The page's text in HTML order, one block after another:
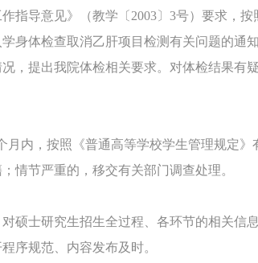
指导意见》（教学〔2003〕3号）要求，
身体检查取消乙肝项目检测有关问题的通
，提出我院体检相关要求。对体检结果有
月内，按照《普通高等学校学生管理规定》
情节严重的，移交有关部门调查处理。
硕士研究生招生全过程、各环节的相关信
序规范、内容发布及时。